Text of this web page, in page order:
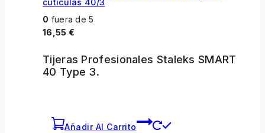
0 fuera de 5
16,55 €
Tijeras Profesionales Staleks SMART
40 Type 3.
Añadir Al Carrito